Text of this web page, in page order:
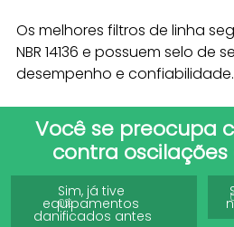
Os melhores filtros de linha
NBR 14136 e possuem selo
desempenho e confiabilidade.
Você se preocupa
contra
0%
Sim, já tive
equipamentos
danificados antes